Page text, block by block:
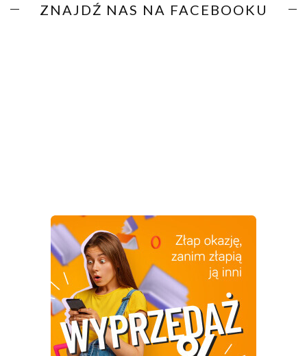
ZNAJDŹ NAS NA FACEBOOKU